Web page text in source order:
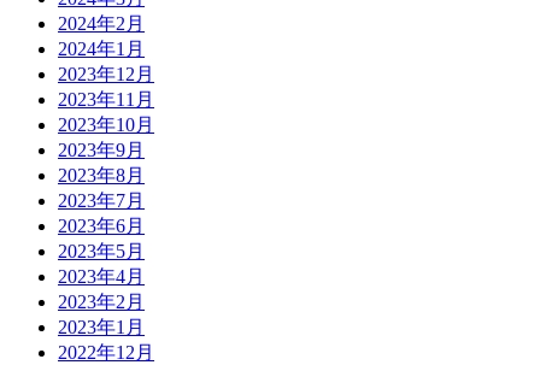
2024年2月
2024年1月
2023年12月
2023年11月
2023年10月
2023年9月
2023年8月
2023年7月
2023年6月
2023年5月
2023年4月
2023年2月
2023年1月
2022年12月